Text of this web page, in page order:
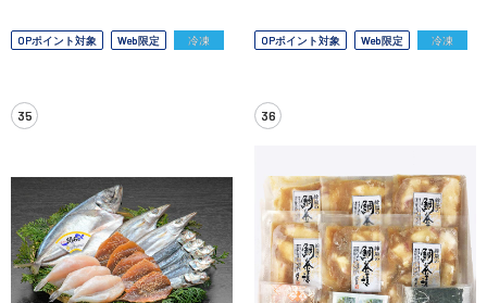
OPポイント対象 Web限定 冷凍 OPポイント対象 Web限定 冷凍
35 36